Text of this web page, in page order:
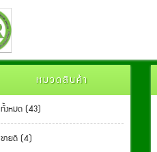
หมวดสินค้า
ทั้งหมด (43)
ขายดี (4)